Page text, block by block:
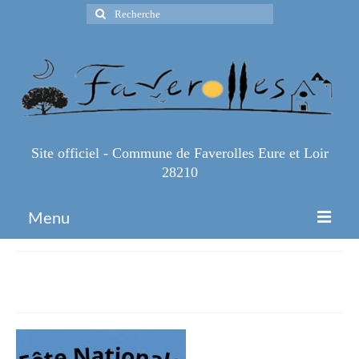
Rechercher
:
Site officiel - Commune de Faverolles Eure et Loir
28210
Menu
Infos Pratiques